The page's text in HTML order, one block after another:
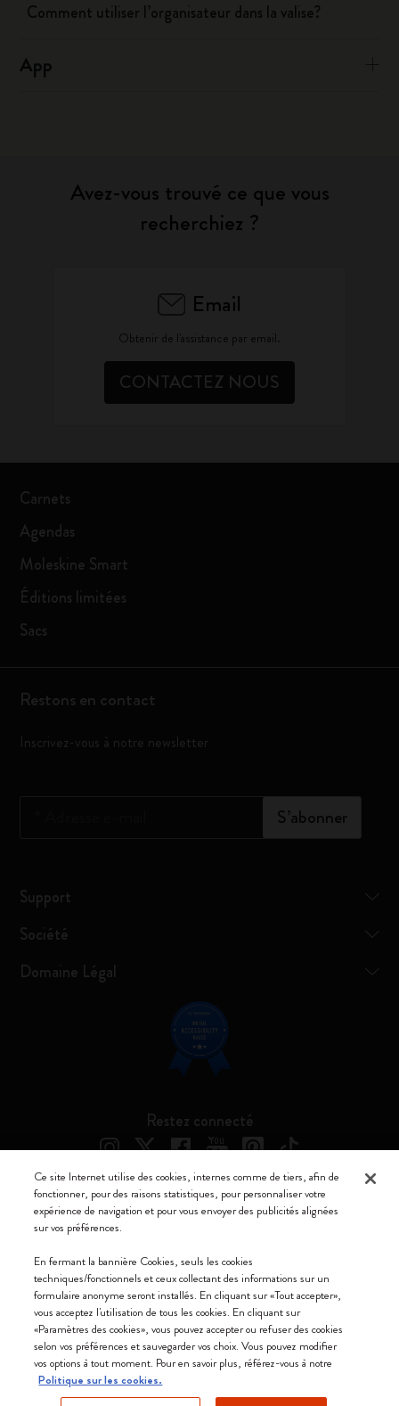
Comment utiliser l’organisateur dans la valise?
App
Avez-vous trouvé ce que vous
recherchiez ?
Email
Obtenir de l'assistance par email.
CONTACTEZ NOUS
Carnets
Agendas
Moleskine Smart
Éditions limitées
Sacs
Restons en contact
Inscrivez-vous à notre newsletter
S’abonner
Support
Société
Domaine Légal
Restez connecté
Nous acceptons
Moleskine ® est une marque enregistrée de Moleskine Srl a socio unico
Italia - P. IVA / CCIAA n. 07234480965 - REA MI 1945400 - Cap.
Soc. €2.181.513,42
Ce site Internet utilise des cookies, internes comme de tiers, afin de
fonctionner, pour des raisons statistiques, pour personnaliser votre
expérience de navigation et pour vous envoyer des publicités alignées
sur vos préférences.
En fermant la bannière Cookies, seuls les cookies
techniques/fonctionnels et ceux collectant des informations sur un
formulaire anonyme seront installés. En cliquant sur «Tout accepter»,
vous acceptez l'utilisation de tous les cookies. En cliquant sur
«Paramètres des cookies», vous pouvez accepter ou refuser des cookies
selon vos préférences et sauvegarder vos choix. Vous pouvez modifier
vos options à tout moment. Pour en savoir plus, référez-vous à notre
Politique sur les cookies.